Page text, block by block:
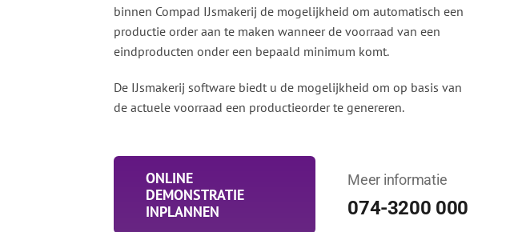
binnen Compad IJsmakerij de mogelijkheid om automatisch een
productie order aan te maken wanneer de voorraad van een
eindproducten onder een bepaald minimum komt.
De IJsmakerij software biedt u de mogelijkheid om op basis van
de actuele voorraad een productieorder te genereren.
ONLINE
DEMONSTRATIE
INPLANNEN
Meer informatie
074-3200 000